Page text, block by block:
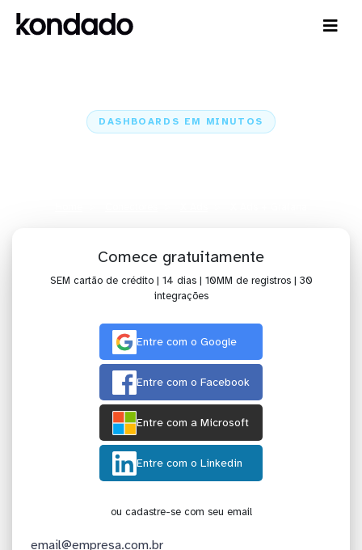
DASHBOARDS EM MINUTOS
Comece gratuitamente
SEM cartão de crédito | 14 dias | 10MM de registros | 30
integrações
Entre com o Google
Entre com o Facebook
Entre com a Microsoft
Entre com o Linkedin
ou cadastre-se com seu email